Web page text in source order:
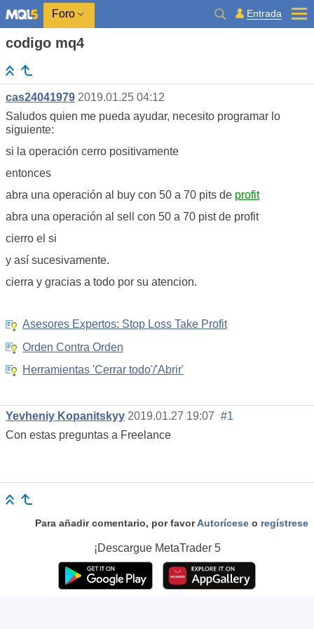
Foro Entrada
codigo mq4
cas24041979 2019.01.25 04:12
Saludos quien me pueda ayudar, necesito programar lo
siguiente:
si la operación cerro positivamente
entonces
abra una operación al buy con 50 a 70 pits de profit
abra una operación al sell con 50 a 70 pist de profit
cierro el si
y así sucesivamente.
cierra y gracias a todo por su atencion.
Asesores Expertos: Stop Loss Take Profit
Orden Contra Orden
Herramientas 'Cerrar todo'/'Abrir'
Yevheniy Kopanitskyy 2019.01.27 19:07 #1
Con estas preguntas a Freelance
Para añadir comentario, por favorAutorícese o regístrese
¡Descargue MetaTrader 5